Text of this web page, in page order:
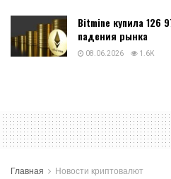
Bitmine купила 126
падения рынка
08.06.2026 1.6K
Главная Новости криптовалют